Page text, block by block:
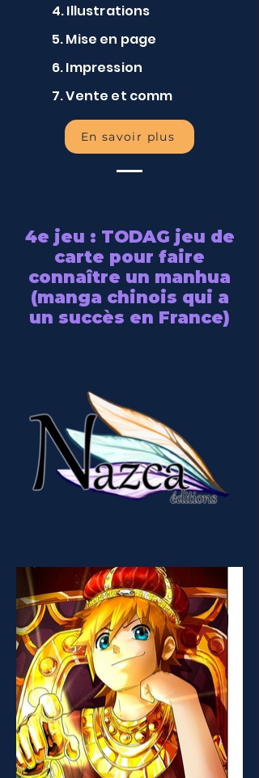
4. Illustrations
5. Mise en page
6. Impression
7. Vente et comm
En savoir plus
4e jeu : TODAG jeu de
carte pour faire
connaître un manhua
(manga chinois qui a
un succès en France)